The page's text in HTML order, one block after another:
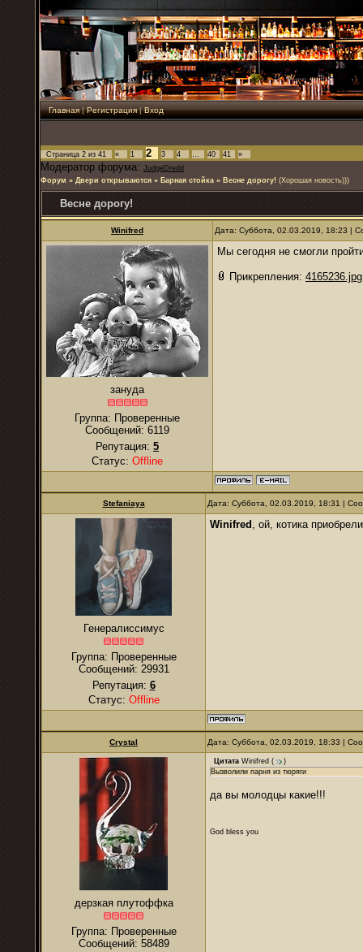
Главная|Регистрация|Вход
Страница 2 из 41 « 1 2 3 4 … 40 41 »
Модератор форума: JudgeDredd
Форум » Двери открываются » Барная стойка » Весне дорогу! (Хорошая новость)))
Весне дорогу!
Winifred Дата: Суббота, 02.03.2019, 18:23 |
зануда
Группа: Проверенные
Сообщений: 6119
Репутация: 5
Статус: Offline
Мы сегодня не смогли
Прикрепления: 4165236.jpg
Stefaniaya Дата: Суббота, 02.03.2019, 18:31 |
Генералиссимус
Группа: Проверенные
Сообщений: 29931
Репутация: 6
Статус: Offline
Winifred , ой, котика
Crystal Дата: Суббота, 02.03.2019, 18:33 |
дерзкая плутоффка
Группа: Проверенные
Сообщений: 58489
Цитата Winifred (
)
Вызволили парня из тюряги
да вы молодцы какие!!!
God bless you